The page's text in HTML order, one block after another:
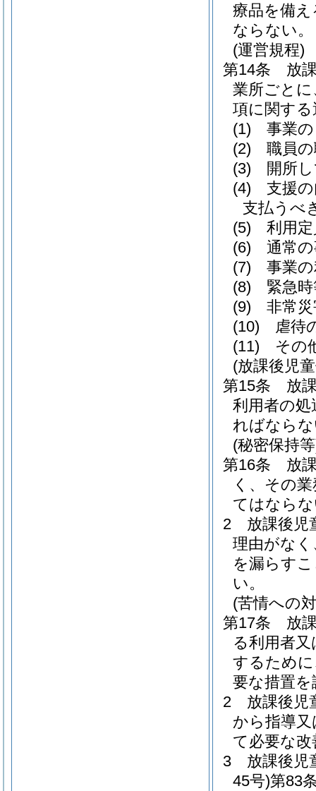
療品を備
ならない。
(運営規程)
第14条
放
業所ごとに
項に関す
(1)
事業
(2)
職員
(3)
開所
(4)
支援
支払うべ
(5)
利用
(6)
通常
(7)
事業
(8)
緊急
(9)
非常
(10)
虐待
(11)
その
(放課後児
第15条
放
利用者の
ればなら
(秘密保持
第16条
放
く、その
てはなら
2
放課後児
理由がな
を漏らす
い。
(苦情への
第17条
放
る利用者
するため
要な措置
2
放課後児
から指導
て必要な
3
放課後児
45号)第83